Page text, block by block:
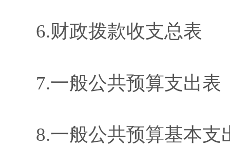
6.财政拨款收支总表
7.一般公共预算支出表
8.一般公共预算基本支